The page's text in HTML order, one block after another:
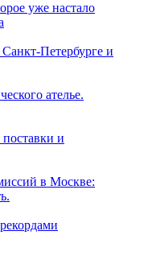
уже настало
Петербурге и
ателье.
и
в Москве: